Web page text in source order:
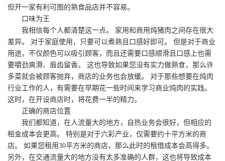
但开一家有利可图的熟食品店并不容易。
口味为王
我相信每个人都清楚这一点。 家用和商用炖猪肉之间存在很大
差异。 对于家庭使用，只要可以煮熟且口感好即可。 但是对于商业
用途，不仅颜色可以吸引顾客，而且还需要口感顺滑且口感上也需
要嚼劲爽滑、唇齿留香。 这也导致如果您没有实力做熟食，那么许
多菜就会被顾客抛弃，商店的业务也会放缓。 对于那些想要在炖肉
行业工作的人，有需要在早期花一些时间来学习商业炖肉的实践。
这时，在开设商店时，将花费一半的精力。
正确的商店位置
我们都知道，在人流量大的地方，自热业务会很好，但相应的
租金成本会更高。 特别是对于六彩产业，仅需要约十平方米的商
店。 如果您租用30平方米的商店，那么此时的租借成本会高得多。
另外，在交通流量大的地方没有太多准确的人群，这也将导致成本